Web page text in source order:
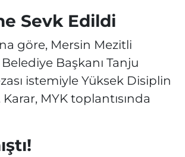
Sevk Edildi
göre, Mersin Mezitli
Başkanı Tanju
istemiyle Yüksek Disiplin
MYK toplantısında